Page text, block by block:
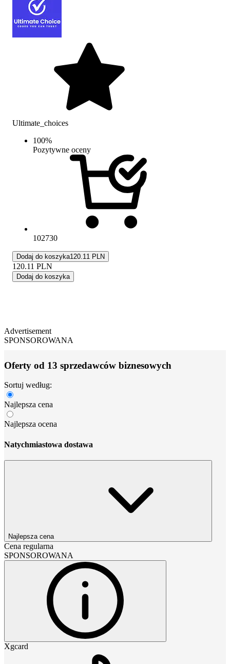
Ultimate_choices
100%
Pozytywne oceny
102730
Dodaj do koszyka120.11 PLN
120.11 PLN
Dodaj do koszyka
Advertisement
SPONSOROWANA
Oferty od 13 sprzedawców biznesowych
Sortuj według:
Najlepsza cena
Najlepsza ocena
Natychmiastowa dostawa
Najlepsza cena
Cena regularna
SPONSOROWANA
Xgcard